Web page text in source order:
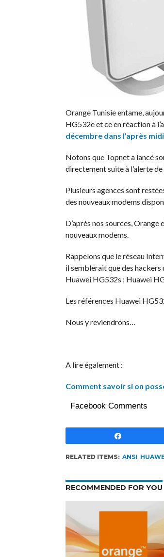
Orange Tunisie entame,
HG532e et ce en réaction à
décembre dans l’après midi
Notons que Topnet a lancé
directement suite à l’alerte
Plusieurs agences sont
des nouveaux modems
D’après nos sources,
nouveaux modems.
Rappelons que le réseau
il semblerait que des
Huawei HG532s ; Huawei
Les références Huawei
Nous y reviendrons…
A lire également :
Comment savoir si on
Facebook Comments
RELATED ITEMS: ANSI,
RECOMMENDED FOR YOU